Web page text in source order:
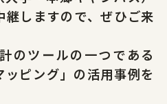
しますので、ぜひご来
のツールの一つである
ッピング」の活用事例を